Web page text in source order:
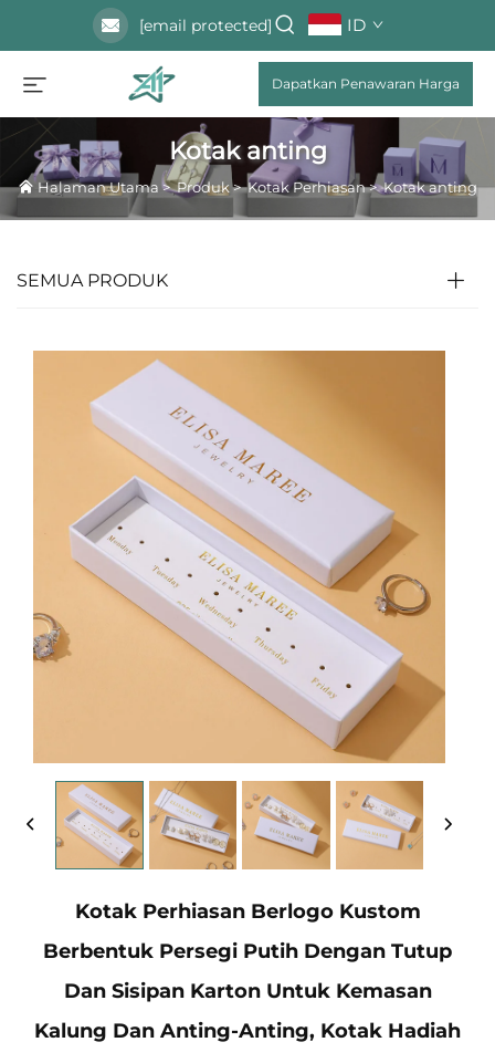
[email protected] ID
Dapatkan Penawaran Harga
Kotak anting
Halaman Utama>Produk>Kotak Perhiasan>Kotak anting
SEMUA PRODUK
Kotak Perhiasan Berlogo Kustom
Berbentuk Persegi Putih Dengan Tutup
Dan Sisipan Karton Untuk Kemasan
Kalung Dan Anting-Anting, Kotak Hadiah